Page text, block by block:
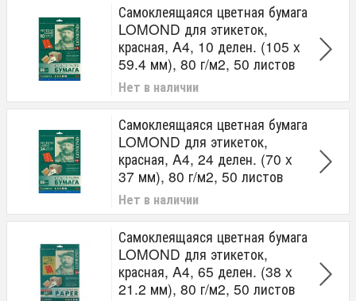
Самоклеящаяся цветная бумага
LOMOND для этикеток,
красная, A4, 10 делен. (105 x
59.4 мм), 80 г/м2, 50 листов
Нет в наличии
Самоклеящаяся цветная бумага
LOMOND для этикеток,
красная, A4, 24 делен. (70 x
37 мм), 80 г/м2, 50 листов
Нет в наличии
Самоклеящаяся цветная бумага
LOMOND для этикеток,
красная, A4, 65 делен. (38 x
21.2 мм), 80 г/м2, 50 листов